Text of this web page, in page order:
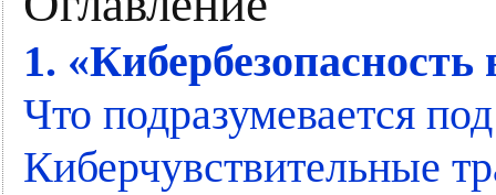
1.
Что подразумевается
Киберчувствительные